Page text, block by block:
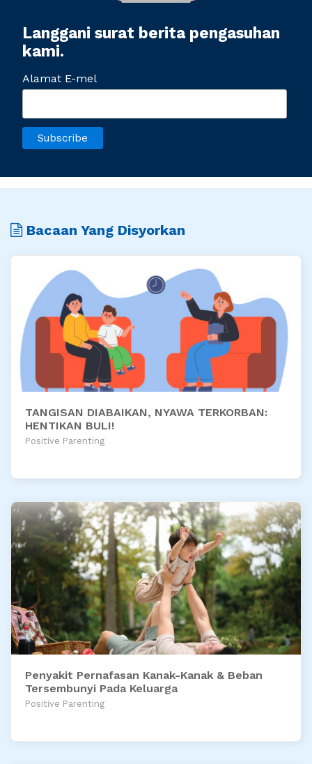
Langgani surat berita pengasuhan
kami.
Alamat E-mel
Bacaan Yang Disyorkan
TANGISAN DIABAIKAN, NYAWA TERKORBAN:
HENTIKAN BULI!
Positive Parenting
Penyakit Pernafasan Kanak-Kanak & Beban
Tersembunyi Pada Keluarga
Positive Parenting